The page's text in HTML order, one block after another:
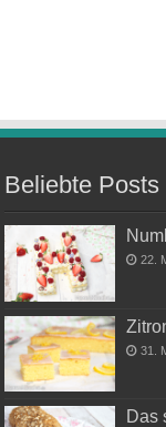
Beliebte Posts
22.
31.
Das